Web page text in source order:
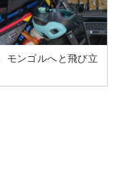
モンゴルへと飛び立